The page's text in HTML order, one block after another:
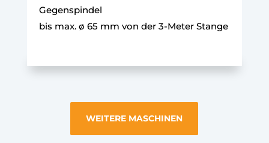
Gegenspindel
bis max. ø 65 mm von der 3-Meter Stange
WEITERE MASCHINEN